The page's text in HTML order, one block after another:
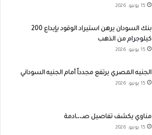
15 يونيو، 2026
بنك السودان يرهن استيراد الوقود بإيداع 200
كيلوجرام من الذهب
15 يونيو، 2026
الجنيه المصري يرتفع مجدداً أمام الجنيه السوداني
15 يونيو، 2026
مناوي يكشف تفاصيل صـ،،ـادمة
15 يونيو، 2026